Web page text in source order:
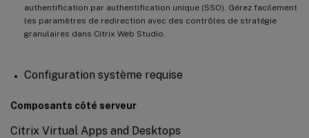
authentification par authentification unique (SSO). Gérez facilement
les paramètres de redirection avec des contrôles de stratégie
granulaires dans Citrix Web Studio.
Configuration système requise
Composants côté serveur
Citrix Virtual Apps and Desktops